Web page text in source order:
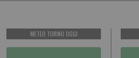
METEO TORINO OGGI